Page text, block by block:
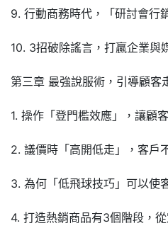
9. 行動商務時代，「研討會行
10. 3招破除謠言，打贏企業與
第三章 最強說服術，引導顧客
1. 操作「登門檻效應」，讓顧
2. 議價時「高開低走」，客戶
3. 為何「低飛球技巧」可以使
4. 打造熱銷商品有3個階段，